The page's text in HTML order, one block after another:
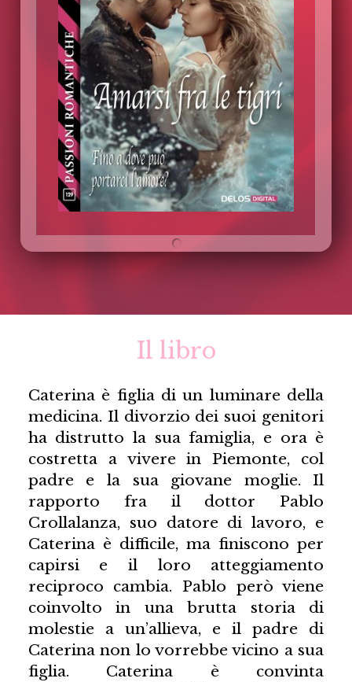
Il libro
Caterina è figlia di un luminare della
medicina. Il divorzio dei suoi genitori
ha distrutto la sua famiglia, e ora è
costretta a vivere in Piemonte, col
padre e la sua giovane moglie. Il
rapporto fra il dottor Pablo
Crollalanza, suo datore di lavoro, e
Caterina è difficile, ma finiscono per
capirsi e il loro atteggiamento
reciproco cambia. Pablo però viene
coinvolto in una brutta storia di
molestie a un’allieva, e il padre di
Caterina non lo vorrebbe vicino a sua
figlia. Caterina è convinta